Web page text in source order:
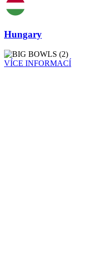
Hungary
VÍCE INFORMACÍ